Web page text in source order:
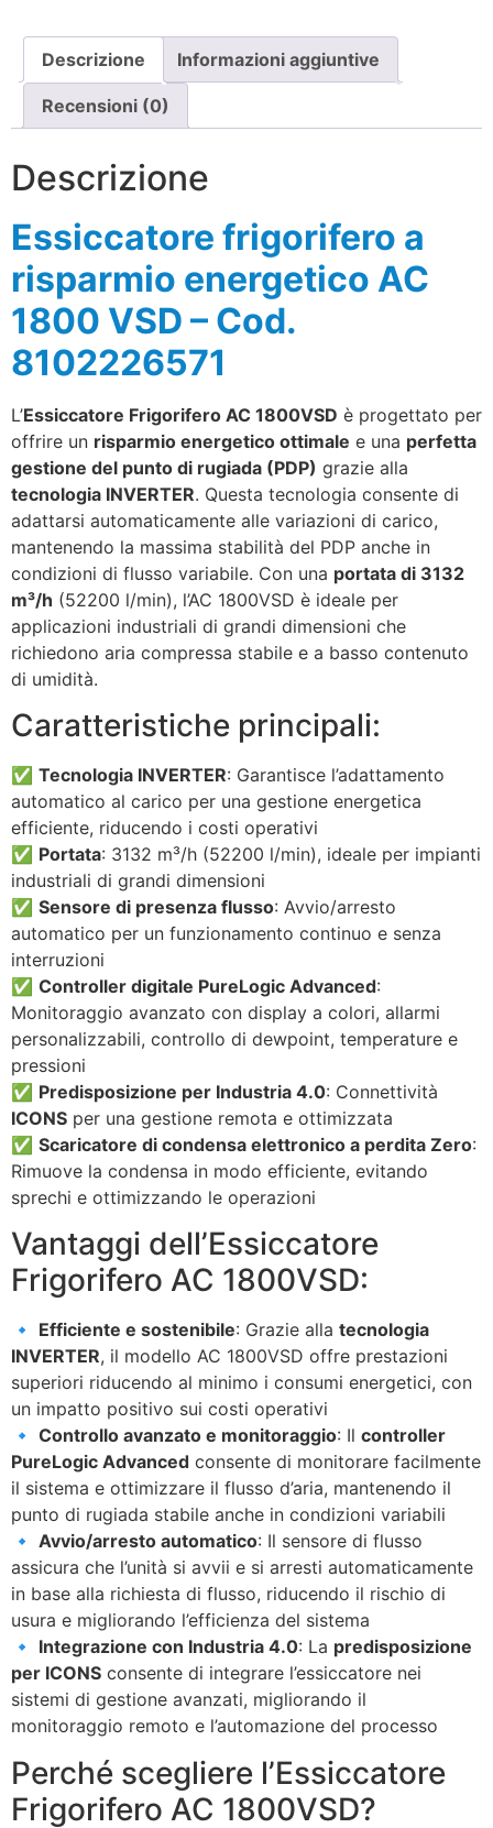
Descrizione Informazioni aggiuntive
Recensioni (0)
Descrizione
Essiccatore frigorifero a
risparmio energetico AC
1800 VSD – Cod.
8102226571
L’Essiccatore Frigorifero AC 1800VSD è progettato per
offrire un risparmio energetico ottimale e una perfetta
gestione del punto di rugiada (PDP) grazie alla
tecnologia INVERTER. Questa tecnologia consente di
adattarsi automaticamente alle variazioni di carico,
mantenendo la massima stabilità del PDP anche in
condizioni di flusso variabile. Con una portata di 3132
m³/h (52200 l/min), l’AC 1800VSD è ideale per
applicazioni industriali di grandi dimensioni che
richiedono aria compressa stabile e a basso contenuto
di umidità.
Caratteristiche principali:
✅ Tecnologia INVERTER: Garantisce l’adattamento
automatico al carico per una gestione energetica
efficiente, riducendo i costi operativi
✅ Portata: 3132 m³/h (52200 l/min), ideale per impianti
industriali di grandi dimensioni
✅ Sensore di presenza flusso: Avvio/arresto
automatico per un funzionamento continuo e senza
interruzioni
✅ Controller digitale PureLogic Advanced:
Monitoraggio avanzato con display a colori, allarmi
personalizzabili, controllo di dewpoint, temperature e
pressioni
✅ Predisposizione per Industria 4.0: Connettività
ICONS per una gestione remota e ottimizzata
✅ Scaricatore di condensa elettronico a perdita Zero:
Rimuove la condensa in modo efficiente, evitando
sprechi e ottimizzando le operazioni
Vantaggi dell’Essiccatore
Frigorifero AC 1800VSD:
🔹 Efficiente e sostenibile: Grazie alla tecnologia
INVERTER, il modello AC 1800VSD offre prestazioni
superiori riducendo al minimo i consumi energetici, con
un impatto positivo sui costi operativi
🔹 Controllo avanzato e monitoraggio: Il controller
PureLogic Advanced consente di monitorare facilmente
il sistema e ottimizzare il flusso d’aria, mantenendo il
punto di rugiada stabile anche in condizioni variabili
🔹 Avvio/arresto automatico: Il sensore di flusso
assicura che l’unità si avvii e si arresti automaticamente
in base alla richiesta di flusso, riducendo il rischio di
usura e migliorando l’efficienza del sistema
🔹 Integrazione con Industria 4.0: La predisposizione
per ICONS consente di integrare l’essiccatore nei
sistemi di gestione avanzati, migliorando il
monitoraggio remoto e l’automazione del processo
Perché scegliere l’Essiccatore
Frigorifero AC 1800VSD?